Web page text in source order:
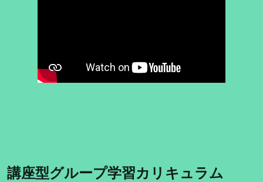
講座型グループ学習カリキュラム